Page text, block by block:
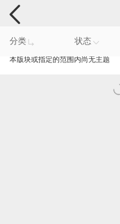
电脑反馈
分类 状态
本版块或指定的范围内尚无主题